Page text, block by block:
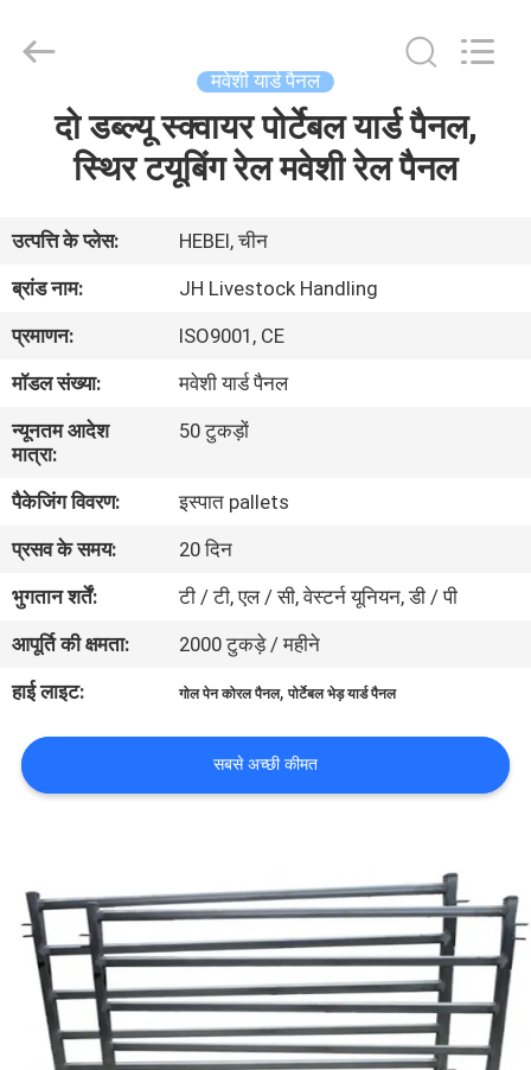
हमारे
बारे
कारखाना
भ्रमण
गुणवत्ता
नियंत्रण
संपर्क
एक
अनुरोध
करें
साइटमैप
products
मवेशी यार्ड पैनल
दो डब्ल्यू स्क्वायर पोर्टेबल यार्ड पैनल,
स्थिर टयूबिंग रेल मवेशी रेल पैनल
उत्पत्ति के प्लेस:
HEBEI, चीन
ब्रांड नाम:
JH Livestock Handling
प्रमाणन:
ISO9001, CE
मॉडल संख्या:
मवेशी यार्ड पैनल
न्यूनतम आदेश
मात्रा:
50 टुकड़ों
पैकेजिंग विवरण:
इस्पात pallets
प्रसव के समय:
20 दिन
भुगतान शर्तें:
टी / टी, एल / सी, वेस्टर्न यूनियन, डी / पी
आपूर्ति की क्षमता:
2000 टुकड़े / महीने
हाई लाइट:
गोल पेन कोरल पैनल,पोर्टेबल भेड़ यार्ड पैनल
सबसे अच्छी कीमत